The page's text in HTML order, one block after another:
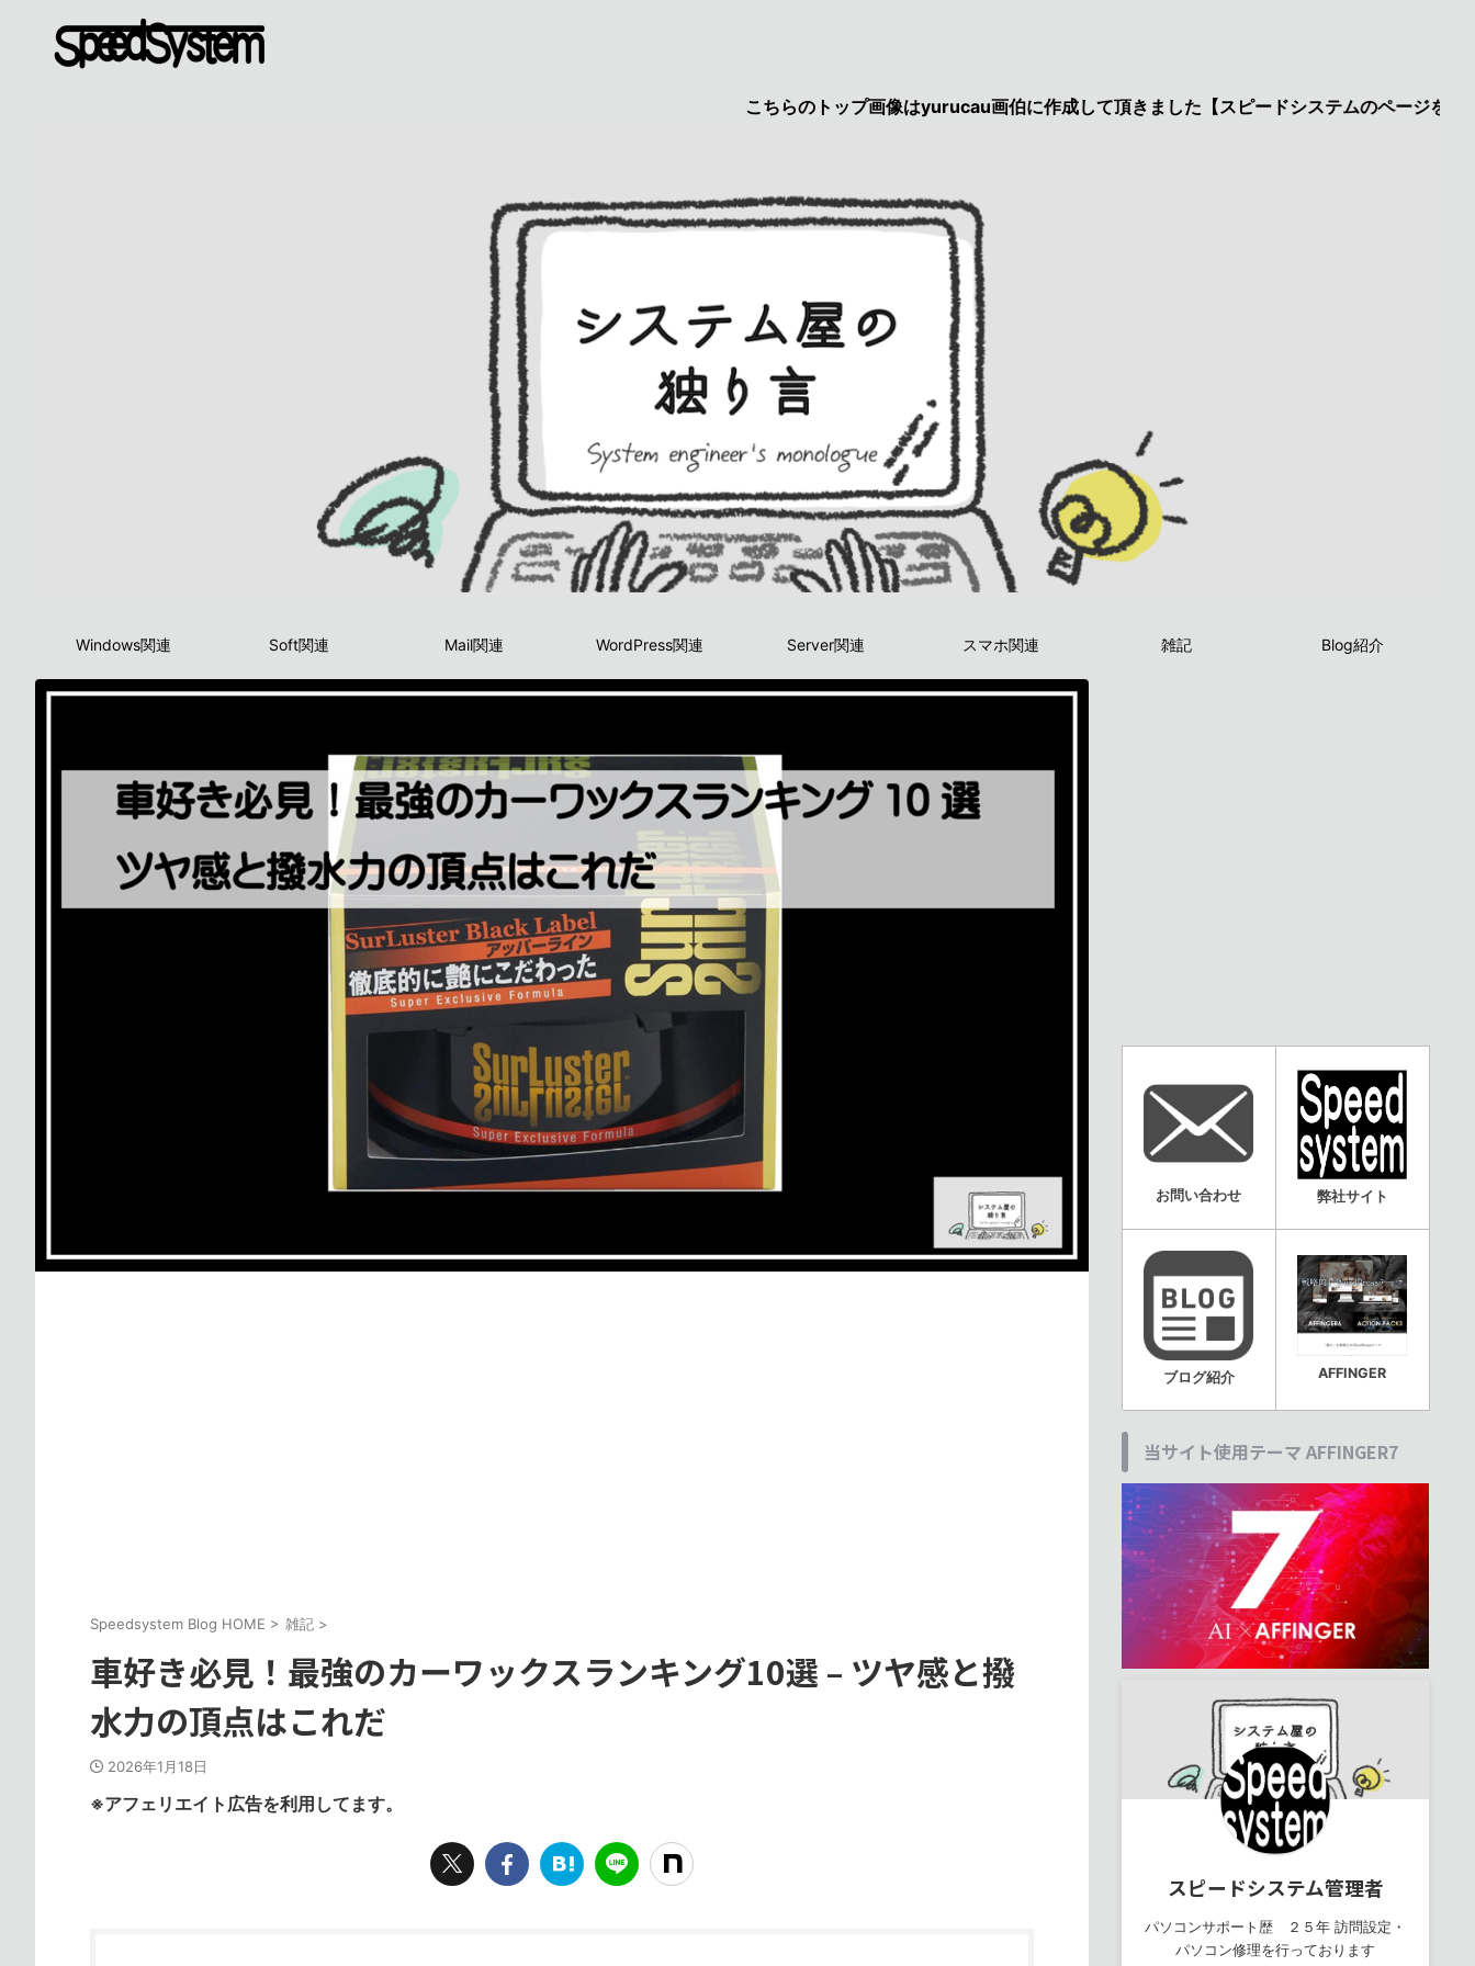
こちらのトップ画像はyurucau画伯に作成して頂きました【スピードシステムのページを見た】で特
Windows関連 Soft関連 Mail関連 WordPress関連 Server関連 スマホ関連 雑記 Blog紹介
Speedsystem Blog HOME > 雑記 >
車好き必見！最強のカーワックスランキング10選 – ツヤ感と撥
水力の頂点はこれだ
2026年1月18日
※アフェリエイト広告を利用してます。
お問い合わせ 弊社サイト
ブログ紹介 AFFINGER
当サイト使用テーマ AFFINGER7
スピードシステム管理者
パソコンサポート歴 ２５年 訪問設定・
パソコン修理を行っております